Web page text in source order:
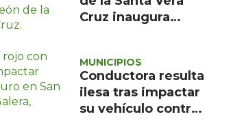
Cruz inaugura
de la Feira
MUNICIPIOS
Conductora resulta
ilesa tras impactar
su vehículo contra